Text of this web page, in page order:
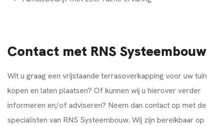
Contact met RNS Systeembouw
Wit u graag een vrijstaande terrasoverkapping voor uw tuin
kopen en laten plaatsen? Of kunnen wij u hierover verder
informeren en/of adviseren? Neem dan contact op met de
specialisten van RNS Systeembouw. Wij zijn bereikbaar op